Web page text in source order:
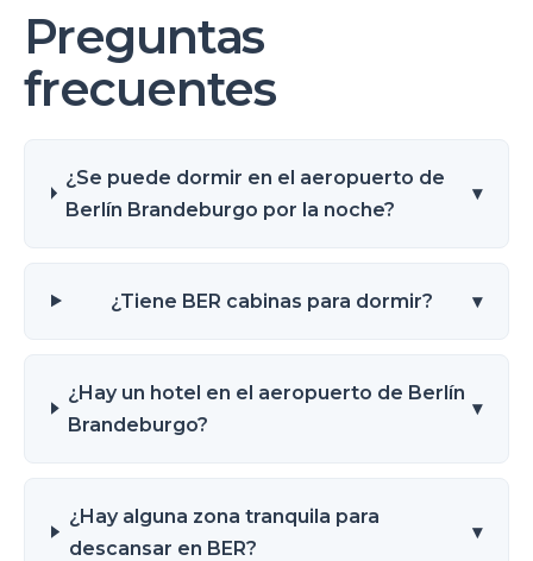
Preguntas
frecuentes
¿Se puede dormir en el aeropuerto de
Berlín Brandeburgo por la noche?
▾
¿Tiene BER cabinas para dormir? ▾
¿Hay un hotel en el aeropuerto de Berlín
Brandeburgo?
▾
¿Hay alguna zona tranquila para
descansar en BER?
▾